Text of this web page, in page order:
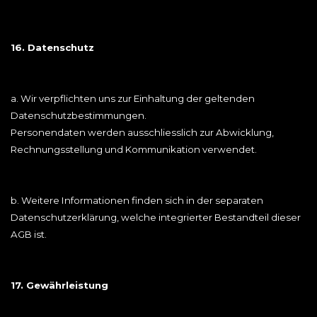
16. Datenschutz
a. Wir verpflichten uns zur Einhaltung der geltenden
Datenschutzbestimmungen.
Personendaten werden ausschliesslich zur Abwicklung,
Rechnungsstellung und Kommunikation verwendet.
b. Weitere Informationen finden sich in der separaten
Datenschutzerklärung, welche integrierter Bestandteil dieser
AGB ist.
17. Gewährleistung